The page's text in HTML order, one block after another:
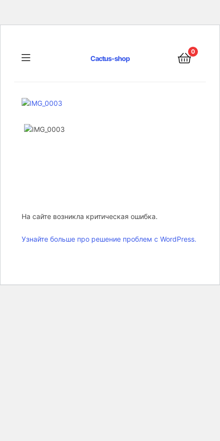
Cactus-shop
0
Menu
На сайте возникла критическая ошибка.
Узнайте больше про решение проблем с WordPress.